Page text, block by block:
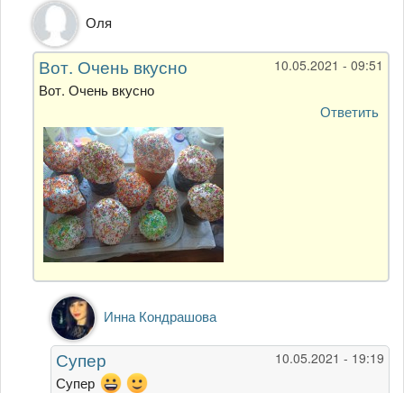
Ответ
на
Сколько
куличей
от
Олеся
Оля
10.05.2021 - 09:51
Вот. Очень вкусно
Вот. Очень вкусно
Ответить
Ответ
на
Вот.
Очень
вкусно
Инна Кондрашова
10.05.2021 - 19:19
Супер
Супер